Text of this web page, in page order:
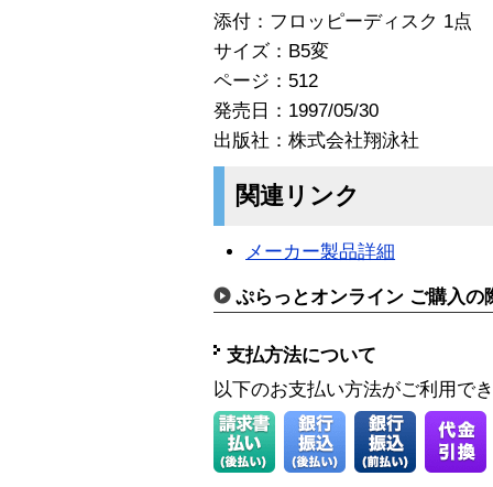
添付：フロッピーディスク 1点
サイズ：B5変
ページ：512
発売日：1997/05/30
出版社：株式会社翔泳社
関連リンク
メーカー製品詳細
ぷらっとオンライン ご購入の
支払方法について
以下のお支払い方法がご利用で